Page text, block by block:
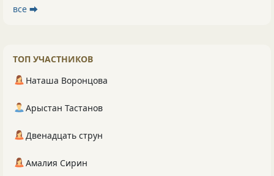
все ⮕
ТОП УЧАСТНИКОВ
Наташа Воронцова
Арыстан Тастанов
Двенадцать струн
Амалия Сирин